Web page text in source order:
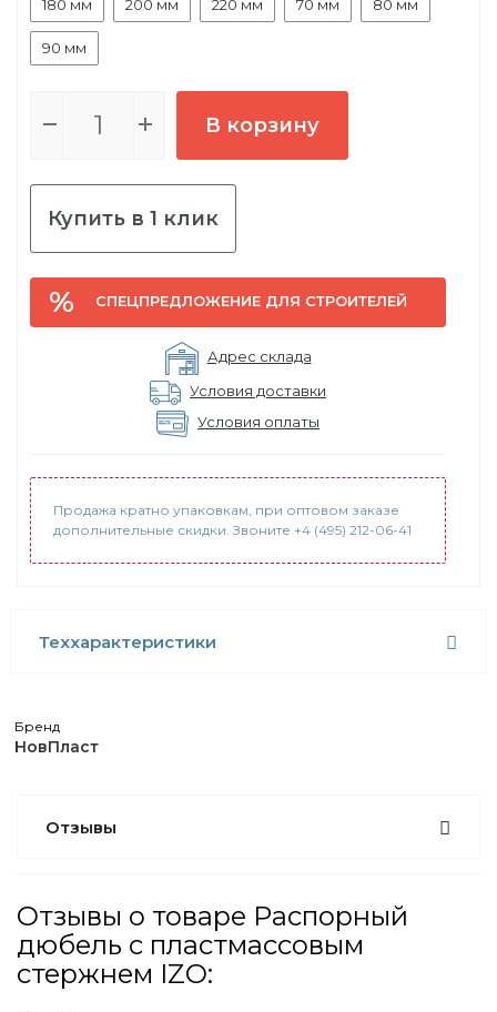
180 мм 200 мм 220 мм 70 мм 80 мм
90 мм
В корзину
Купить в 1 клик
СПЕЦПРЕДЛОЖЕНИЕ ДЛЯ СТРОИТЕЛЕЙ
Адрес склада
Условия доставки
Условия оплаты
Продажа кратно упаковкам, при оптовом заказе
дополнительные скидки. Звоните +4 (495) 212-06-41
Теххарактеристики
Бренд
НовПласт
Отзывы
Отзывы о товаре Распорный
дюбель с пластмассовым
стержнем IZO: